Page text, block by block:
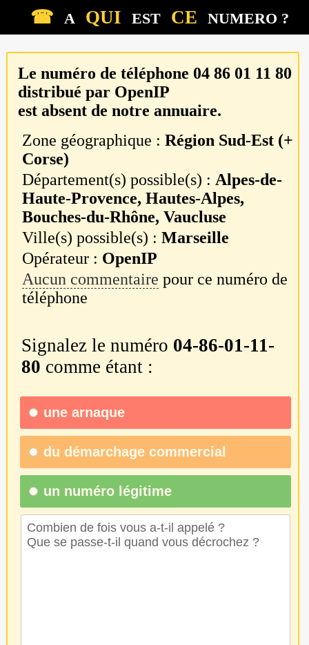
☎ A QUI EST CE NUMERO ?
Le numéro de téléphone 04 86 01 11 80
distribué par OpenIP
est absent de notre annuaire.
Zone géographique :Région Sud-Est (+
Corse)
Département(s) possible(s) : Alpes-de-
Haute-Provence, Hautes-Alpes,
Bouches-du-Rhône, Vaucluse
Ville(s) possible(s) :Marseille
Opérateur : OpenIP
Aucun commentaire pour ce numéro de
téléphone
Signalez le numéro 04-86-01-11-
80 comme étant :
une arnaque
du démarchage commercial
un numéro légitime